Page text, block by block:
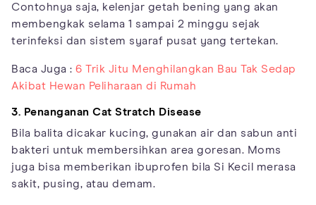
Contohnya saja, kelenjar getah bening yang akan
membengkak selama 1 sampai 2 minggu sejak
terinfeksi dan sistem syaraf pusat yang tertekan.
Baca Juga : 6 Trik Jitu Menghilangkan Bau Tak Sedap
Akibat Hewan Peliharaan di Rumah
3. Penanganan Cat Stratch Disease
Bila balita dicakar kucing, gunakan air dan sabun anti
bakteri untuk membersihkan area goresan. Moms
juga bisa memberikan ibuprofen bila Si Kecil merasa
sakit, pusing, atau demam.